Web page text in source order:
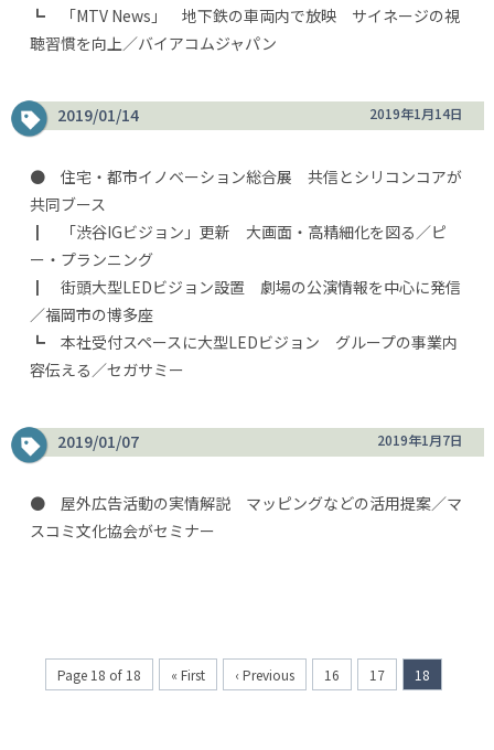
┗ 「MTV News」 地下鉄の車両内で放映 サイネージの視
聴習慣を向上／バイアコムジャパン
2019/01/14 2019年1月14日
● 住宅・都市イノベーション総合展 共信とシリコンコアが
共同ブース
┃ 「渋谷IGビジョン」更新 大画面・高精細化を図る／ピ
ー・プランニング
┃ 街頭大型LEDビジョン設置 劇場の公演情報を中心に発信
／福岡市の博多座
┗ 本社受付スペースに大型LEDビジョン グループの事業内
容伝える／セガサミー
2019/01/07 2019年1月7日
● 屋外広告活動の実情解説 マッピングなどの活用提案／マ
スコミ文化協会がセミナー
Page 18 of 18 « First ‹ Previous 16 17 18